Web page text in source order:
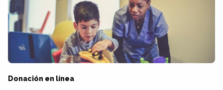
Donación en línea